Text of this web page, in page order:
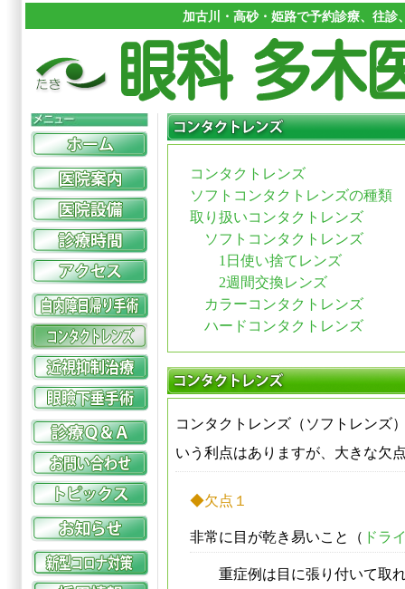
加古川・高砂・姫路で予約診療、往
コンタクトレンズ
ソフトコンタクトレンズの種類
取り扱いコンタクトレンズ
ソフトコンタクトレンズ
1日使い捨てレンズ
2週間交換レンズ
カラーコンタクトレンズ
ハードコンタクトレンズ
コンタクトレンズ （ ソフトレンズ
いう利点はありますが、大きな欠
◆欠点１
非常に目が乾き易いこと（ ドラ
重症例は目に張り付いて取